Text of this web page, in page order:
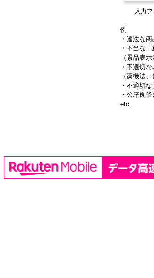
入力
例
・違法な商
・不当な
（景品表示
・不適切
（薬機法
・不適切
・公序良
etc.